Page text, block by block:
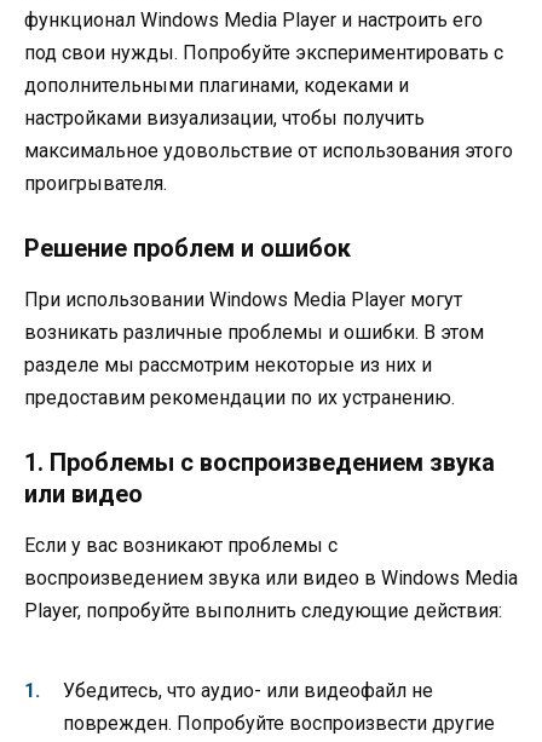
функционал Windows Media Player и настроить его
под свои нужды. Попробуйте экспериментировать с
дополнительными плагинами, кодеками и
настройками визуализации, чтобы получить
максимальное удовольствие от использования этого
проигрывателя.
Решение проблем и ошибок
При использовании Windows Media Player могут
возникать различные проблемы и ошибки. В этом
разделе мы рассмотрим некоторые из них и
предоставим рекомендации по их устранению.
1. Проблемы с воспроизведением звука
или видео
Если у вас возникают проблемы с
воспроизведением звука или видео в Windows Media
Player, попробуйте выполнить следующие действия:
Убедитесь, что аудио- или видеофайл не
поврежден. Попробуйте воспроизвести другие